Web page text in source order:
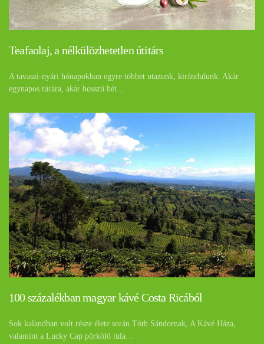
Teafaolaj, a nélkülözhetetlen útitárs
A tavaszi-nyári hónapokban egyre többet utazunk, kirándulunk. Akár
egynapos túrára, akár hosszú hét…
100 százalékban magyar kávé Costa Ricából
Sok kalandban volt része élete során Tóth Sándornak, A Kávé Háza,
valamint a Lucky Cap pörkölő tula…